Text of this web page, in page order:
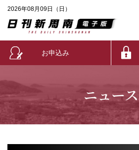
2026年08月09日（日）
お申込み
ニュース